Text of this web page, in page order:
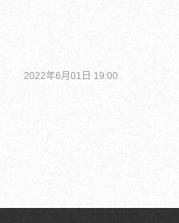
2022年6月01日 19:00